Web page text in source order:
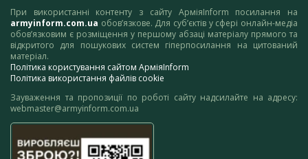
При використанні контенту з сайту АрміяInform посилання на
armyinform.com.ua обов’язкове. Для суб’єктів у сфері онлайн-медіа
обов’язковим є розміщення у першому абзаці матеріалу прямого та
відкритого для пошукових систем гіперпосилання на цитований
матеріал.
Політика користування сайтом АрміяInform
Політика використання файлів cookie
Зауваження та пропозиції по роботі сайту надсилайте на адресу:
webmaster@armyinform.com.ua